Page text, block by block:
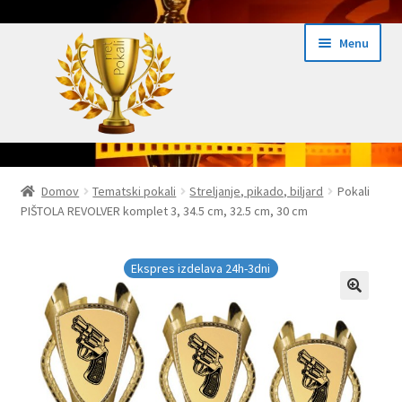
navigation
content
Menu
Domov
Domov Pokali.net
Ekspres izdelava pokalov 24h
Embed iList
Galerija medalje
Domov Tematski pokali Streljanje, pikado, biljard
Pokali
PIŠTOLA REVOLVER komplet 3, 34.5 cm, 32.5 cm, 30 cm
Ekspres izdelava 24h-3dni